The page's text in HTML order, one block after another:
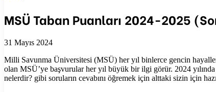
MSÜ Taban Puanları 2024-2025
31 Mayıs 2024
Milli Savunma Üniversitesi (MSÜ) her yıl binlerce gencin
olan MSÜ’ye başvurular her yıl büyük bir ilgi görür. 2024
nelerdir? gibi soruların cevabını öğremek için alttaki sizin için